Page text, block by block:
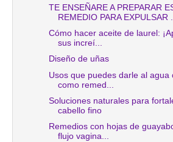
TE ENSEÑARE A PREPARAR
REMEDIO PARA EXPULSAR
Cómo hacer aceite de laurel:
sus increí...
Diseño de uñas
Usos que puedes darle al agua
como remed...
Soluciones naturales para
cabello fino
Remedios con hojas de
flujo vagina...